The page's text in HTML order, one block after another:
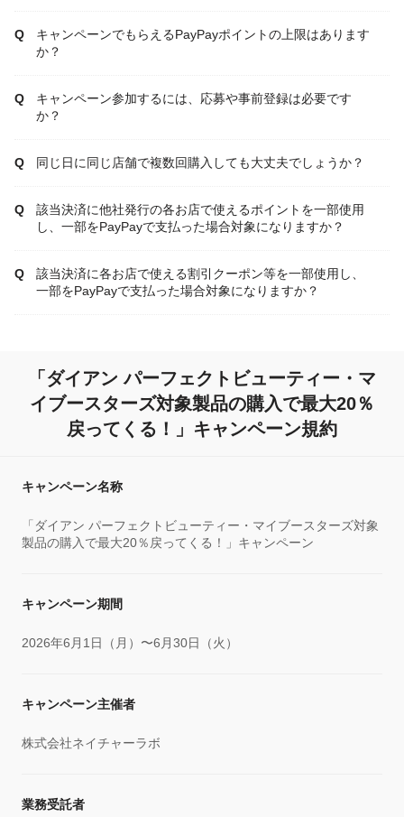
キャンペーンでもらえるPayPayポイントの上限はあります
か？
キャンペーン参加するには、応募や事前登録は必要です
か？
同じ日に同じ店舗で複数回購入しても大丈夫でしょうか？
該当決済に他社発行の各お店で使えるポイントを一部使用
し、一部をPayPayで支払った場合対象になりますか？
該当決済に各お店で使える割引クーポン等を一部使用し、
一部をPayPayで支払った場合対象になりますか？
「ダイアン パーフェクトビューティー・マ
イブースターズ対象製品の購入で最大20％
戻ってくる！」キャンペーン規約
キャンペーン名称
「ダイアン パーフェクトビューティー・マイブースターズ対象
製品の購入で最大20％戻ってくる！」キャンペーン
キャンペーン期間
2026年6月1日（月）〜6月30日（火）
キャンペーン主催者
株式会社ネイチャーラボ
業務受託者